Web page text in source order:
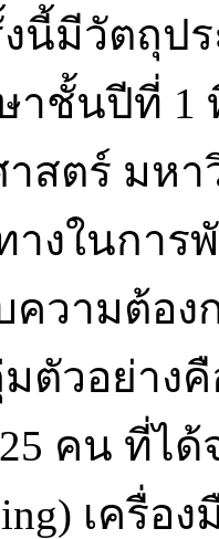
นี้มีวัตถุป
าชั้นปีที่ 1
สตร์ มหา
างในการ
วามต้อง
ตัวอย่าง
คน ที่ไ
เครื่